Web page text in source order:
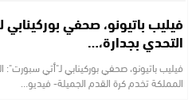
فيليب باتيونو، صحفي
التحدي بجدارة،…
فيليب باتيونو، صحفي بوركينابي لـ"أتي
المملكة تخدم كرة القدم الجميلة- فيديو…